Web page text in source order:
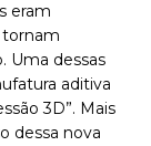
eram
Uma dessas
aditiva
3D”. Mais
dessa nova